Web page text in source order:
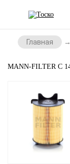
Главная
MANN-FILTER C